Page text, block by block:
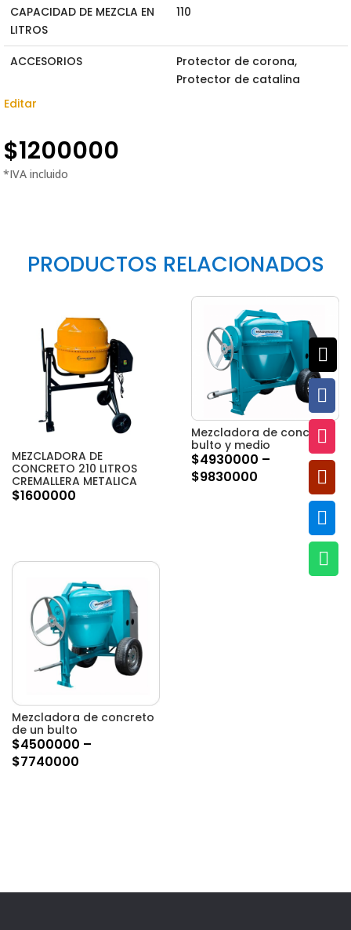






Editar
CAPACIDAD DE MEZCLA EN
LITROS
110
ACCESORIOS
Protector de corona,
Protector de catalina
$1200000
PRODUCTOS RELACIONADOS
MEZCLADORA DE
CONCRETO 210 LITROS
CREMALLERA METALICA
$1600000
Mezcladora de concreto
bulto y medio
$4930000 –
$9830000
Mezcladora de concreto
de un bulto
$4500000 –
$7740000